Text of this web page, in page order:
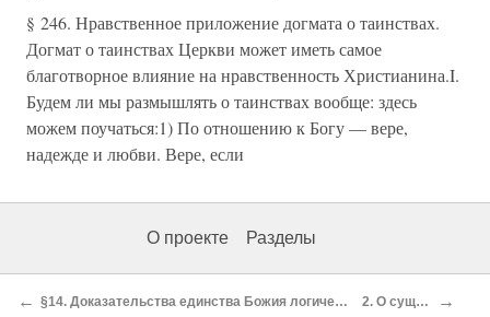
§ 246. Нравственное приложение догмата о таинствах.
Догмат о таинствах Церкви может иметь самое
благотворное влияние на нравственность Христианина.I.
Будем ли мы размышлять о таинствах вообще: здесь
можем поучаться:1) По отношению к Богу — вере,
надежде и любви. Вере, если
О проекте Разделы
← §14. Доказательства единства Божия логические, какие употребляли святые Отцы и учители Церкви. 2. О существе Божием. →